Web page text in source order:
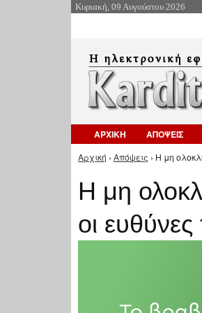
Κυριακή, 09 Αυγούστου 2026
ΑΡΧΙΚΗ ΑΠΟΨΕΙΣ
Είστε εδώ
Αρχική › Απόψεις › Η μη
Η μη
οι